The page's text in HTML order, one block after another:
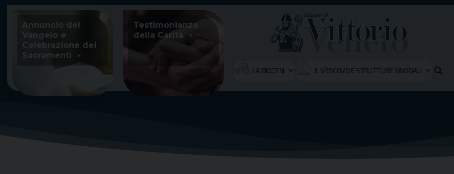
Skip
content
Annuncio del
Vangelo e
Celebrazione dei
Sacramenti
Testimonianza
della Carità
LA DIOCESI IL VESCOVO E STRUTTURE SINODALI